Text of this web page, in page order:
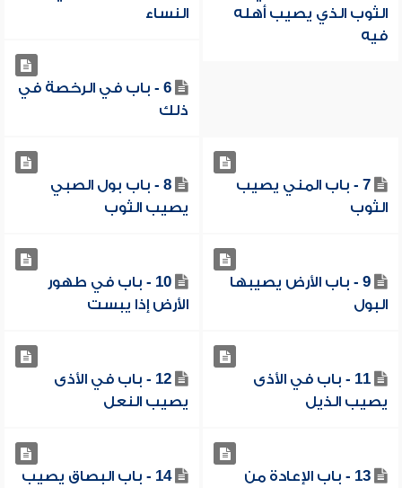
الثوب الذي يصيب أهله
فيه
النساء
6 - باب في الرخصة في
ذلك
7 - باب المني يصيب
الثوب
8 - باب بول الصبي
يصيب الثوب
9 - باب الأرض يصيبها
البول
10 - باب في طهور
الأرض إذا يبست
11 - باب في الأذى
يصيب الذيل
12 - باب في الأذى
يصيب النعل
13 - باب الإعادة من
14 - باب البصاق يصيب